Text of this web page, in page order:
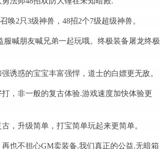
唤2只3级神兽，48招2个7级超级神兽。
喊朋友喊兄弟一起玩哦。终极装备屠龙终极
诱惑的宝宝丰富强悍，道士的白嫖更无敌。
，非一般的复古体验.游戏速度加快体验更
，升级简单，打宝简单玩起来更简单。
也不担心GM卖装备.我们真正的公益.无暗箱